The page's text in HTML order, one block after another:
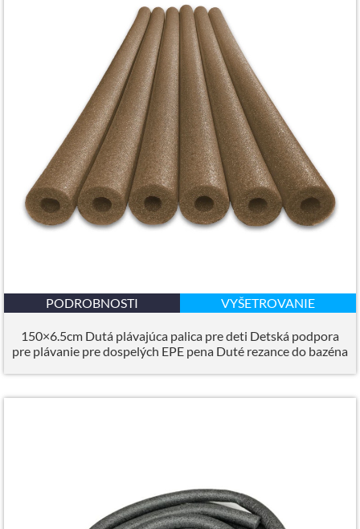
PODROBNOSTI VYŠETROVANIE
150×6.5cm Dutá plávajúca palica pre deti Detská podpora
pre plávanie pre dospelých EPE pena Duté rezance do bazéna